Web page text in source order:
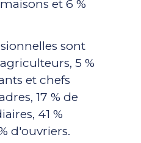
et 6 %
sont
5 %
et chefs
17 % de
41 %
d'ouvriers.